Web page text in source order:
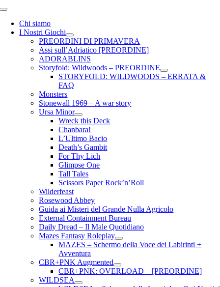
Toggle
NavigationChi siamo
I Nostri Giochi
PREORDINI DI PRIMAVERA
Assi sull’Adriatico [PREORDINE]
ADORABLINS
Storyfold: Wildwoods – PREORDINE
STORYFOLD: WILDWOODS – ERRATA &
FAQ
Monsters
Stonewall 1969 – A war story
Ursa Minor
Wreck this Deck
Chanbara!
L’Ultimo Bacio
Death’s Gambit
For Thy Lich
Glimpse One
Tall Tales
Scissors Paper Rock’n’Roll
Wilderfeast
Rosewood Abbey
Guida ai Misteri del Grande Nulla Agricolo
External Containment Bureau
Daily Dread – Il Male Quotidiano
Mazes Fantasy Roleplay
MAZES – Schermo della Voce dei Labirinti +
Avventura
CBR+PNK Augmented
CBR+PNK: OVERLOAD – [PREORDINE]
WILDSEA